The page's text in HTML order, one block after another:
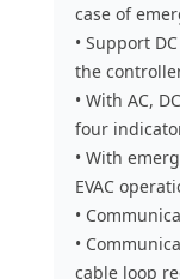
case of
• Support
the
• With AC,
four
• With
EVAC
•
•
cable loop